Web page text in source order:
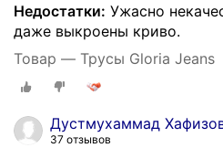
Недостатки: Ужасно
даже выкроены криво.
Товар — Трусы Gloria Jeans
Дустмухаммад
37 отзывов